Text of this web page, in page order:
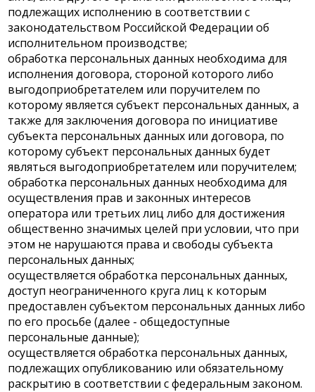
подлежащих исполнению в соответствии с
законодательством Российской Федерации об
исполнительном производстве;
обработка персональных данных необходима для
исполнения договора, стороной которого либо
выгодоприобретателем или поручителем по
которому является субъект персональных данных, а
также для заключения договора по инициативе
субъекта персональных данных или договора, по
которому субъект персональных данных будет
являться выгодоприобретателем или поручителем;
обработка персональных данных необходима для
осуществления прав и законных интересов
оператора или третьих лиц либо для достижения
общественно значимых целей при условии, что при
этом не нарушаются права и свободы субъекта
персональных данных;
осуществляется обработка персональных данных,
доступ неограниченного круга лиц к которым
предоставлен субъектом персональных данных либо
по его просьбе (далее - общедоступные
персональные данные);
осуществляется обработка персональных данных,
подлежащих опубликованию или обязательному
раскрытию в соответствии с федеральным законом.